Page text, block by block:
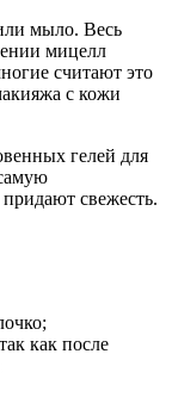
мыло. Весь
мицелл
считают это
с кожи
гелей для
свежесть.
как после